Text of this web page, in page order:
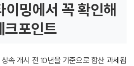
이밍에서 꼭 확인해
크포인트
속 개시 전 10년을 기준으로 합산 과세됩